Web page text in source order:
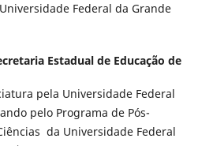
Federal da Grande
Estadual de Educação de
pela Universidade Federal
pelo Programa de Pós-
da Universidade Federal